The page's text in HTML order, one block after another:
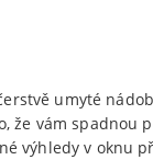
umyté
že vám spadnou
výhledy v oknu